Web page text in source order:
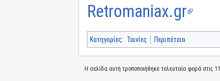
Retromaniax.gr
Κατηγορίες: Ταινίες Περιπέτεια
Η σελίδα αυτή τροποποιήθηκε τελευταία φορά στις